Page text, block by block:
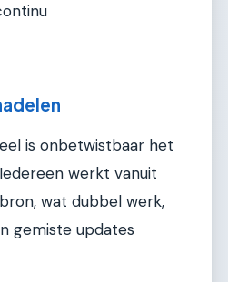
is onbetwistbaar het
werkt vanuit
wat dubbel werk,
gemiste updates